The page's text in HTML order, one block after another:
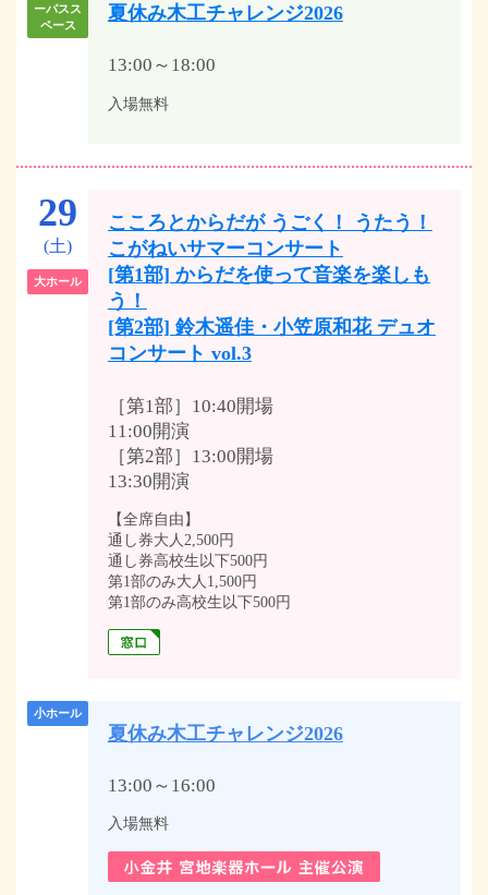
ーパスス
ペース
夏休み木工チャレンジ2026
13:00～18:00
入場無料
29
(土)
大ホール
こころとからだが うごく！ うたう！
こがねいサマーコンサート
[第1部] からだを使って音楽を楽しも
う！
[第2部] 鈴木遥佳・小笠原和花 デュオ
コンサート vol.3
［第1部］10:40開場
11:00開演
［第2部］13:00開場
13:30開演
【全席自由】
通し券大人2,500円
通し券高校生以下500円
第1部のみ大人1,500円
第1部のみ高校生以下500円
小ホール
夏休み木工チャレンジ2026
13:00～16:00
入場無料